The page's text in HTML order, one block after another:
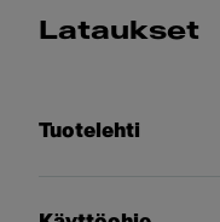
Lataukset
Tuotelehti